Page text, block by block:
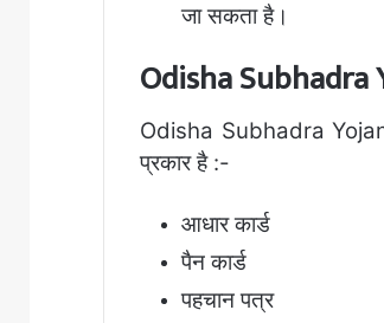
जा सकता है।
Odisha Subhadra
Odisha Subhadra
प्रकार है :-
आधार कार्ड
पैन कार्ड
पहचान पत्र